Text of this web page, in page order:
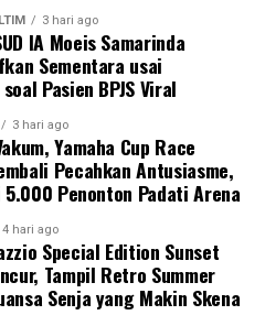
3 hari ago
IA Moeis Samarinda
Sementara usai
Pasien BPJS Viral
3 hari ago
Yamaha Cup Race
Pecahkan Antusiasme,
Penonton Padati Arena
4 hari ago
Special Edition Sunset
Tampil Retro Summer
Senja yang Makin Skena